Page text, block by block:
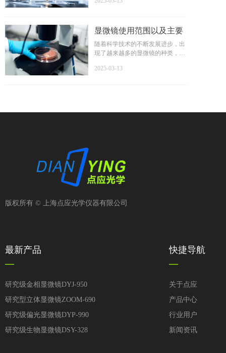
置。荧光显微镜属于光学显微镜的
显微镜使用范围以及主要
分类
随着科学技术的不断发展进步，出
现了越来越多的显微镜的种类，能
越广，我们有必要对显微镜使用范
2025-03-13
版权所有 © 上海点应光学仪器有限公司
最新产品
—
研究级金相显微镜DYJ-950
研究型立体显微镜ZOOM-690
研究级偏光显微镜DYP-990
研究级生物显微镜DSY-328
快捷导航
—
关于点应
产品中心
行业用户
新闻资讯